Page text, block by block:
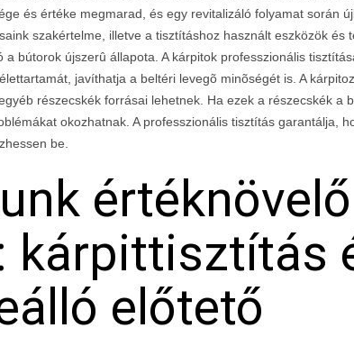
és értéke megmarad, és egy revitalizáló folyamat során
szakértelme, illetve a tisztításhoz használt eszközök és
a bútorok újszerû állapota. A kárpitok professzionális
javíthatja a beltéri levegõ minõségét is. A
részecskék forrásai lehetnek. Ha ezek a részecskék a
okozhatnak. A professzionális tisztítás garantálja,
be.
értéknövelő
kárpittisztítás
előtető